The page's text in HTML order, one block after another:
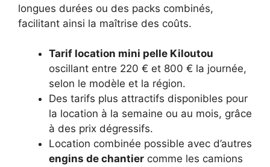
longues durées ou des packs combinés,
facilitant ainsi la maîtrise des coûts.
Tarif location mini pelle Kiloutou
oscillant entre 220 € et 800 € la journée,
selon le modèle et la région.
Des tarifs plus attractifs disponibles pour
la location à la semaine ou au mois, grâce
à des prix dégressifs.
Location combinée possible avec d’autres
engins de chantier comme les camions